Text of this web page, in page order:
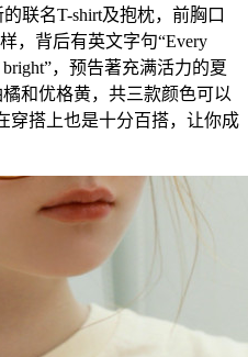
联名T-shirt及抱枕，前胸口
，背后有英文字句“Every
bright”，预告著充满活力的夏
和优格黄，共三款颜色可以
穿搭上也是十分百搭，让你成